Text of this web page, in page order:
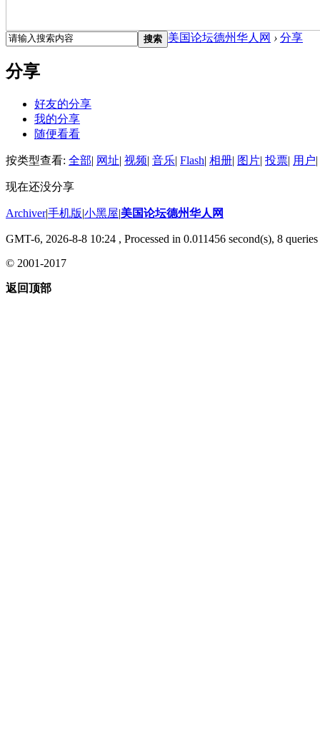
搜索 美国论坛德州华人网 › 分享
分享
好友的分享
我的分享
随便看看
按类型查看: 全部| 网址| 视频| 音乐| Flash| 相册| 图片| 投票| 用户|
现在还没分享
Archiver|手机版|小黑屋|美国论坛德州华人网
GMT-6, 2026-8-8 10:24 , Processed in 0.011456 second(s), 8 queries
© 2001-2017
返回顶部